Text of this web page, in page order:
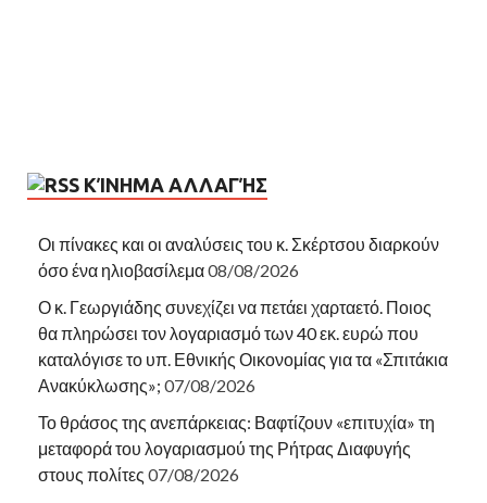
ΚΊΝΗΜΑ ΑΛΛΑΓΉΣ
Οι πίνακες και οι αναλύσεις του κ. Σκέρτσου διαρκούν
όσο ένα ηλιοβασίλεμα08/08/2026
Ο κ. Γεωργιάδης συνεχίζει να πετάει χαρταετό. Ποιος
θα πληρώσει τον λογαριασμό των 40 εκ. ευρώ που
καταλόγισε το υπ. Εθνικής Οικονομίας για τα «Σπιτάκια
Ανακύκλωσης»; 07/08/2026
Το θράσος της ανεπάρκειας: Βαφτίζουν «επιτυχία» τη
μεταφορά του λογαριασμού της Ρήτρας Διαφυγής
στους πολίτες 07/08/2026